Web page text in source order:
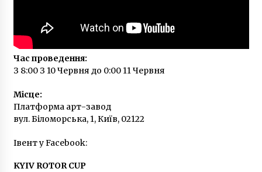
Час проведення:
З 8:00 З 10 Червня до 0:00 11 Червня
Місце:
Платформа арт-завод
вул. Біломорська, 1, Київ, 02122
Івент у Facebook:
KYIV ROTOR CUP